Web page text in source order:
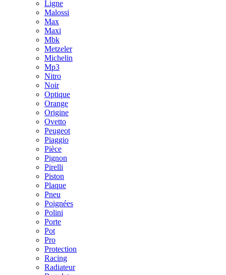
Ligne
Malossi
Max
Maxi
Mbk
Metzeler
Michelin
Mp3
Nitro
Noir
Optique
Orange
Origine
Ovetto
Peugeot
Piaggio
Pièce
Pignon
Pirelli
Piston
Plaque
Pneu
Poignées
Polini
Porte
Pot
Pro
Protection
Racing
Radiateur